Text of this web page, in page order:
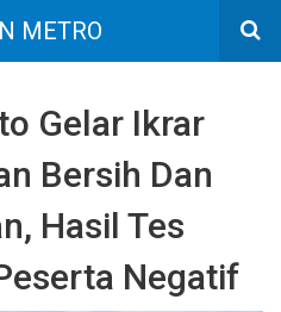
METRO
Gelar Ikrar
Bersih Dan
Hasil Tes
Negatif